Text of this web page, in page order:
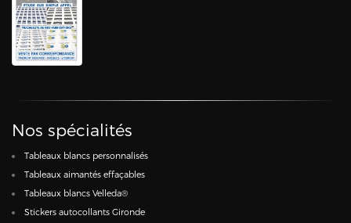
Nos spécialités
Tableaux blancs personnalisés
Tableaux aimantés effaçables
Tableaux blancs Velleda®
Stickers autocollants Gironde